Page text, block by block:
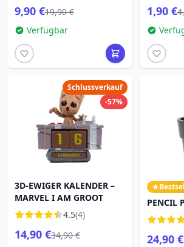
9,90 €19,90 €
Verfügbar
1,90 €
Schlussverkauf
-57%
3D-EWIGER KALENDER –
MARVEL I AM GROOT
4.5(4)
14,90 €34,90 €
PENCIL
MARVEL
24,90 €